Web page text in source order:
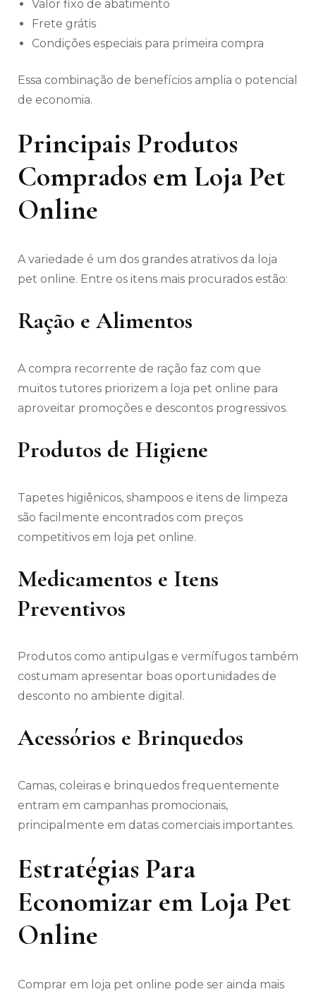
Valor fixo de abatimento
Frete grátis
Condições especiais para primeira compra
Essa combinação de benefícios amplia o potencial
de economia.
Principais Produtos
Comprados em Loja Pet
Online
A variedade é um dos grandes atrativos da loja
pet online. Entre os itens mais procurados estão:
Ração e Alimentos
A compra recorrente de ração faz com que
muitos tutores priorizem a loja pet online para
aproveitar promoções e descontos progressivos.
Produtos de Higiene
Tapetes higiênicos, shampoos e itens de limpeza
são facilmente encontrados com preços
competitivos em loja pet online.
Medicamentos e Itens
Preventivos
Produtos como antipulgas e vermífugos também
costumam apresentar boas oportunidades de
desconto no ambiente digital.
Acessórios e Brinquedos
Camas, coleiras e brinquedos frequentemente
entram em campanhas promocionais,
principalmente em datas comerciais importantes.
Estratégias Para
Economizar em Loja Pet
Online
Comprar em loja pet online pode ser ainda mais